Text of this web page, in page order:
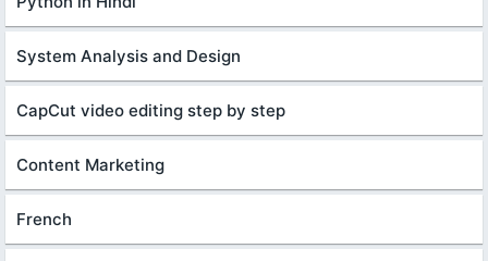
System Analysis and Design
CapCut video editing step by step
Content Marketing
French